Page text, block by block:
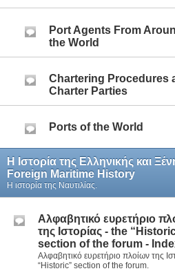
Port Agents From
the World
Chartering Procedures
Charter Parties
Ports of the World
Η Iστορία της Ελληνικής και
Foreign Maritime History
Η ιστορία της Ναυτιλίας.
Aλφαβητικό ευρετήριο
της Ιστορίας - the
section of the forum -
Aλφαβητικό ευρετήριο πλοίων της
“Historic” section of the forum.